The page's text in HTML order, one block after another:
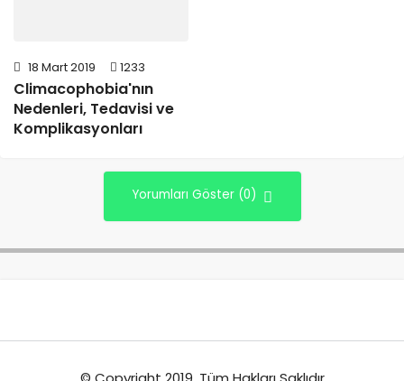
18 Mart 2019 1233
Climacophobia'nın
Nedenleri, Tedavisi ve
Komplikasyonları
Yorumları Göster (0)